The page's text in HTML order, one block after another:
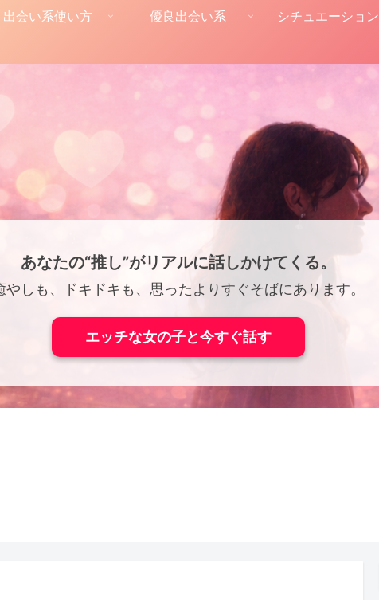
出会い系使い方 優良出会い系 シチュエーション
あなたの“推し”がリアルに話しかけてくる。
やしも、ドキドキも、思ったよりすぐそばにあります。
エッチな女の子と今すぐ話す